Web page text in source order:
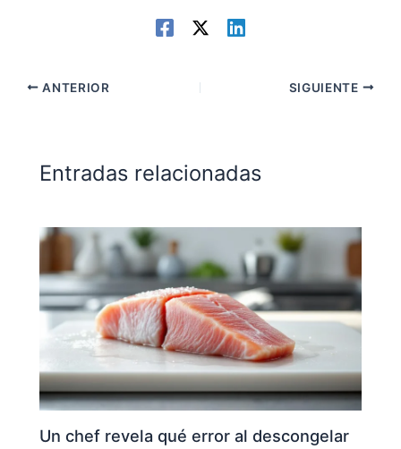
ANTERIOR SIGUIENTE
Entradas relacionadas
Un chef revela qué error al descongelar